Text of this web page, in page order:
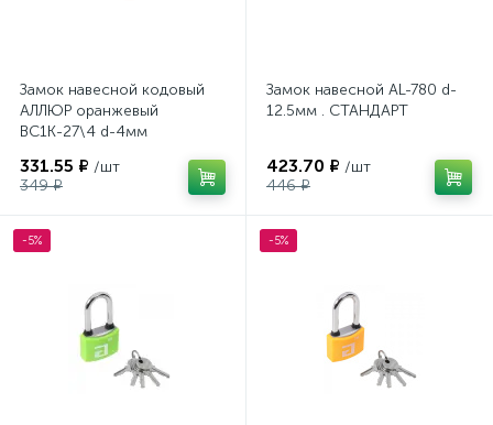
Замок навесной кодовый
АЛЛЮР оранжевый
ВС1К-27\4 d-4мм
331.55 ₽ /шт
349 ₽
Замок навесной AL-780 d-
12.5мм . СТАНДАРТ
423.70 ₽ /шт
446 ₽
-5% -5%